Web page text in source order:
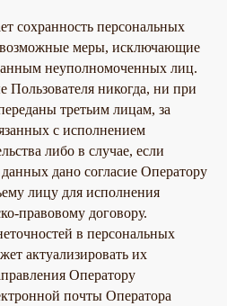
сохранность персональных
меры, исключающие
неуполномоченных лиц.
Пользователя никогда, ни при
третьим лицам, за
с исполнением
либо в случае, если
дано согласие Оператору
лицу для исполнения
правовому договору.
в персональных
актуализировать их
Оператору
почты Оператора